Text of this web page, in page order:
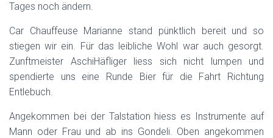
Tages noch ändern.
Car Chauffeuse Marianne stand pünktlich bereit und so
stiegen wir ein. Für das leibliche Wohl war auch gesorgt.
Zunftmeister AschiHäfliger liess sich nicht lumpen und
spendierte uns eine Runde Bier für die Fahrt Richtung
Entlebuch.
Angekommen bei der Talstation hiess es Instrumente auf
Mann oder Frau und ab ins Gondeli. Oben angekommen